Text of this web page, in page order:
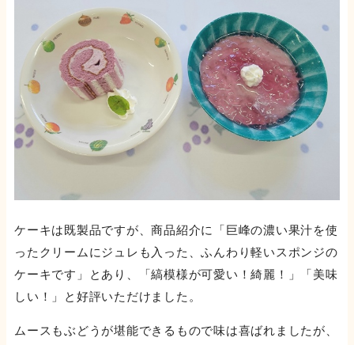
ケーキは既製品ですが、商品紹介に「巨峰の濃い果汁を使
ったクリームにジュレも入った、ふんわり軽いスポンジの
ケーキです」とあり、「縞模様が可愛い！綺麗！」「美味
しい！」と好評いただけました。
ムースもぶどうが堪能できるもので味は喜ばれましたが、